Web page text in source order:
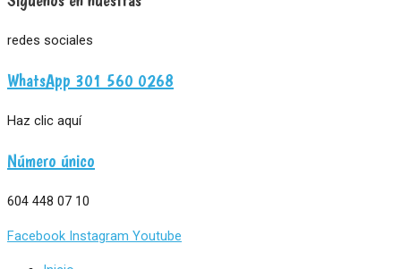
redes sociales
WhatsApp 301 560 0268
Haz clic aquí
Número único
604 448 07 10
Facebook Instagram Youtube